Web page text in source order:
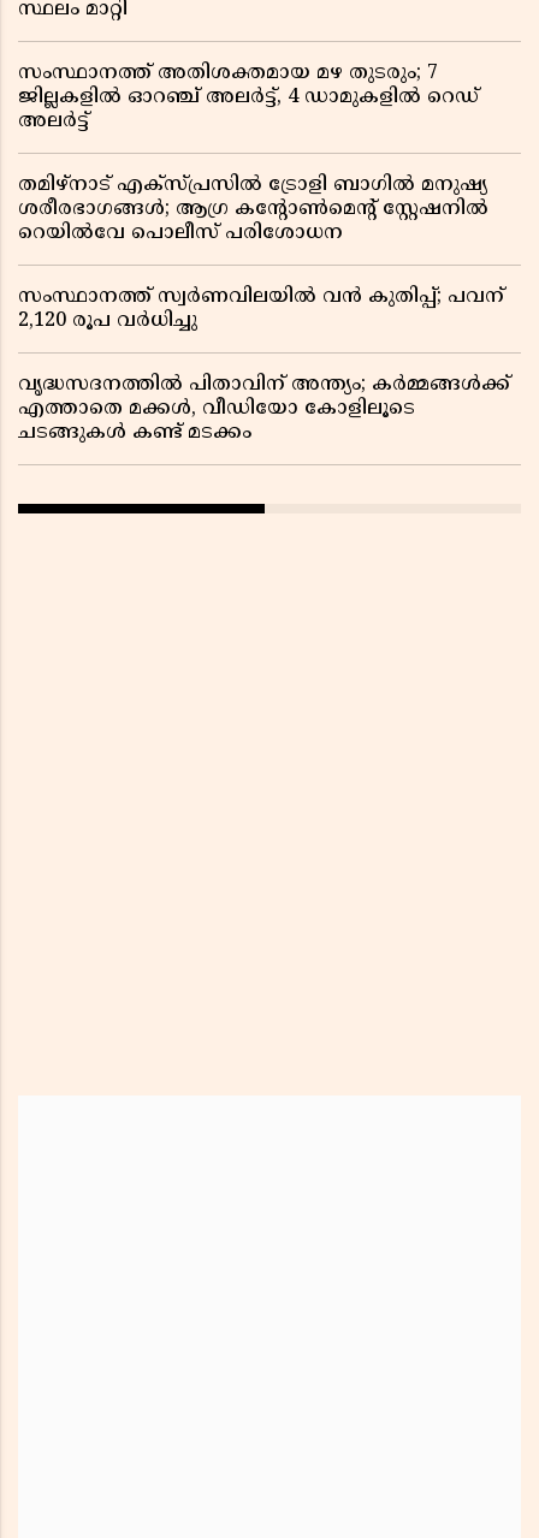
സ്ഥലം മാറ്റി
സംസ്ഥാനത്ത് അതിശക്തമായ മഴ തുടരും; 7
ജില്ലകളിൽ ഓറഞ്ച് അലർട്ട്, 4 ഡാമുകളിൽ റെഡ്
അലർട്ട്
തമിഴ്‌നാട് എക്സ്പ്രസിൽ ട്രോളി ബാഗിൽ മനുഷ്യ
ശരീരഭാഗങ്ങൾ; ആഗ്ര കൻ്റോൺമെൻ്റ് സ്റ്റേഷനിൽ
റെയിൽവേ പൊലീസ് പരിശോധന
സംസ്ഥാനത്ത് സ്വര്‍ണവിലയില്‍ വന്‍ കുതിപ്പ്; പവന്
2,120 രൂപ വര്‍ധിച്ചു
വൃദ്ധസദനത്തിൽ പിതാവിന് അന്ത്യം; കർമ്മങ്ങൾക്ക്
എത്താതെ മക്കൾ, വീഡിയോ കോളിലൂടെ
ചടങ്ങുകൾ കണ്ട് മടക്കം